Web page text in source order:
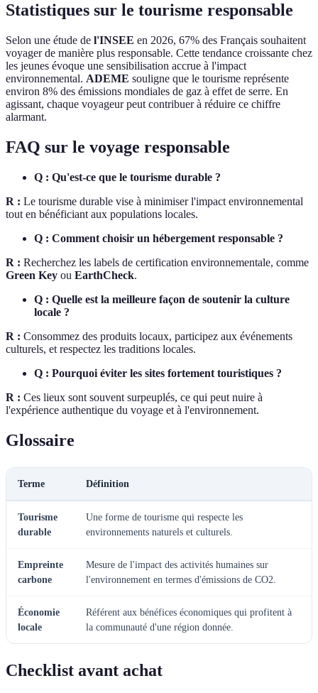
Statistiques sur le tourisme responsable
Selon une étude de l'INSEE en 2026, 67% des Français souhaitent
voyager de manière plus responsable. Cette tendance croissante chez
les jeunes évoque une sensibilisation accrue à l'impact
environnemental. ADEME souligne que le tourisme représente
environ 8% des émissions mondiales de gaz à effet de serre. En
agissant, chaque voyageur peut contribuer à réduire ce chiffre
alarmant.
FAQ sur le voyage responsable
Q : Qu'est-ce que le tourisme durable ?
R : Le tourisme durable vise à minimiser l'impact environnemental
tout en bénéficiant aux populations locales.
Q : Comment choisir un hébergement responsable ?
R : Recherchez les labels de certification environnementale, comme
Green Key ou EarthCheck.
Q : Quelle est la meilleure façon de soutenir la culture
locale ?
R : Consommez des produits locaux, participez aux événements
culturels, et respectez les traditions locales.
Q : Pourquoi éviter les sites fortement touristiques ?
R : Ces lieux sont souvent surpeuplés, ce qui peut nuire à
l'expérience authentique du voyage et à l'environnement.
Glossaire
Terme Définition
Tourisme
durable
Une forme de tourisme qui respecte les
environnements naturels et culturels.
Empreinte
carbone
Mesure de l'impact des activités humaines sur
l'environnement en termes d'émissions de CO2.
Économie
locale
Référent aux bénéfices économiques qui profitent à
la communauté d'une région donnée.
Checklist avant achat